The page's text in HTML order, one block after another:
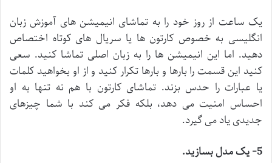
یک ساعت از روز خود را به تماشای انیمیشن های آموزش زبان
انگلیسی به خصوص کارتون ها یا سریال های کوتاه اختصاص
دهید. اما این انیمیشن ها را به زبان اصلی تماشا کنید. سعی
کنید این قسمت را بارها و بارها تکرار کنید و از او بخواهید کلمات
یا عبارات را حدس بزند. تماشای کارتون با هم نه تنها به او
احساس امنیت می دهد، بلکه فکر می کند با شما چیزهای
جدیدی یاد می گیرد.
5- یک مدل بسازید.